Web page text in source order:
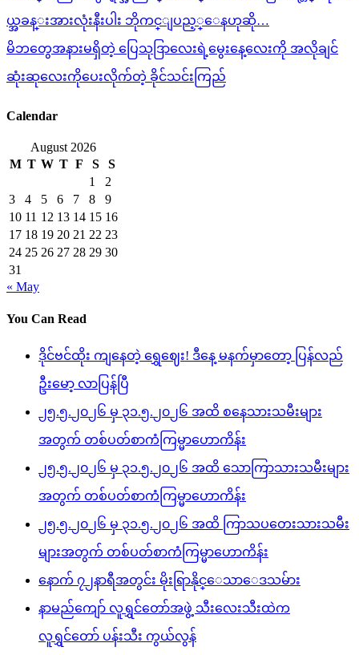
ယ္အခန္းအားလုံးနီးပါး ဘိုကင္ျပည့္ေနဟုဆို…
မိဘတွေအနားမရှိတဲ့ ပြေသုဒြာလေးရဲ့မွေးနေ့လေးကို အလိုချင်
ဆုံးဆုလေးကိုပေးလိုက်တဲ့ ခိုင်သင်းကြည်
Calendar
August 2026
M T W T F S
S
1
2
3
4 5 6 7 8
9
10 11 12 13 14 15 16
17 18 19 20 21 22 23
24 25 26 27 28 29 30
31
« May
You Can Read
ဒိုင်ဗင်ထိုး ကျနေတဲ့ ရွှေဈေး! ဒီနေ့ မနက်မှာတော့ ပြန်လည်
ဦးမော့ လာပြန်ပြီ
၂၅.၅.၂၀၂၆ မှ ၃၁.၅.၂၀၂၆ အထိ စနေသားသမီးများ
အတွက် တစ်ပတ်စာကံကြမ္မာဟောကိန်း
၂၅.၅.၂၀၂၆ မှ ၃၁.၅.၂၀၂၆ အထိ သောကြာသားသမီးများ
အတွက် တစ်ပတ်စာကံကြမ္မာဟောကိန်း
၂၅.၅.၂၀၂၆ မှ ၃၁.၅.၂၀၂၆ အထိ ကြာသပတေးသားသမီး
များအတွက် တစ်ပတ်စာကံကြမ္မာဟောကိန်း
နောက် ၇၂နာရီအတွင်း မိုးရြာနိုင္ေသာေဒသမ်ား
နာမည်ကျော် လူရွှင်တော်အဖွဲ့ သီးလေးသီးထဲက
လူရွှင်တော် ပန်းသီး ကွယ်လွန်